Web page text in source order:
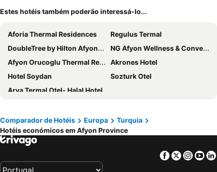
Estes hotéis também poderão interessá-lo...
Aforia Thermal Residences
Regulus Termal
DoubleTree by Hilton Afyonkarahisar
NG Afyon Wellness & Convention
Afyon Orucoglu Thermal Resort
Akrones Hotel
Hotel Soydan
Sozturk Otel
Arya Termal Otel- Halal Hotel
Comparador de Hotéis Europa
Turquia
Hotéis económicos em Afyon Province
Facebook
Twitter